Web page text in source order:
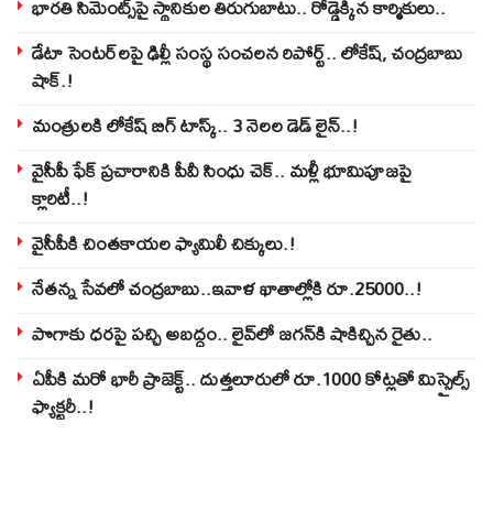
డేటా సెంటర్‌లపై ఢిల్లీ సంస్థ సంచలన రిపోర్ట్.. లోకేష్‌, చంద్రబాబు
షాక్‌.!
మంత్రులకి లోకేష్‌ బిగ్‌ టాస్క్‌.. 3 నెలల డెడ్‌ లైన్‌..!
వైసీపీ ఫేక్ ప్రచారానికి పీవీ సింధు చెక్.. మళ్లీ భూమిపూజపై
క్లారిటీ..!
వైసీపీకి చింతకాయల ఫ్యామిలీ చిక్కులు.!
నేతన్న సేవలో చంద్రబాబు..ఇవాళ ఖాతాల్లోకి రూ.25000..!
పొగాకు ధరపై పచ్చి అబద్దం.. లైవ్‌లో జగన్‌కి షాకిచ్చిన రైతు..
ఏపీకి మరో భారీ ప్రాజెక్ట్.. దుత్తలూరులో రూ.1000 కోట్లతో మిస్సైల్స్
ఫ్యాక్టరీ..!